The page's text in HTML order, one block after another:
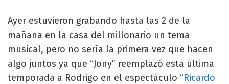
Ayer estuvieron grabando hasta las 2 de la
mañana en la casa del millonario un tema
musical, pero no sería la primera vez que hacen
algo juntos ya que “Jony” reemplazó esta última
temporada a Rodrigo en el espectáculo “Ricardo